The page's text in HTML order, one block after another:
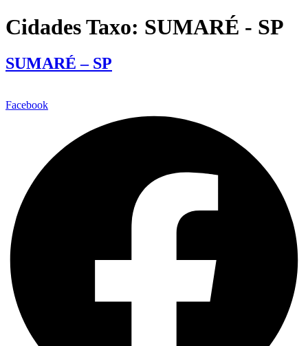
Cidades Taxo: SUMARÉ - SP
SUMARÉ – SP
Facebook